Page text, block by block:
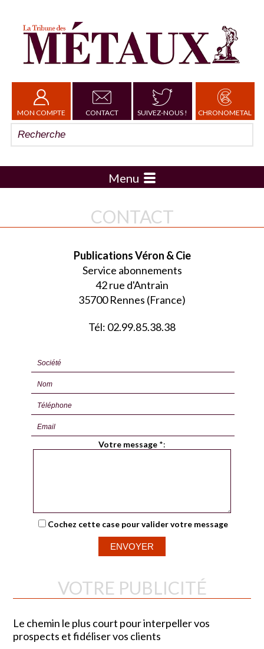
MON COMPTE CONTACT SUIVEZ-NOUS ! CHRONOMETAL
Menu
CONTACT
Publications Véron & Cie
Service abonnements
42 rue d'Antrain
35700 Rennes (France)
Tél: 02.99.85.38.38
Votre message *:
Cochez cette case pour valider votre message
VOTRE PUBLICITÉ
Le chemin le plus court pour interpeller vos
prospects et fidéliser vos clients